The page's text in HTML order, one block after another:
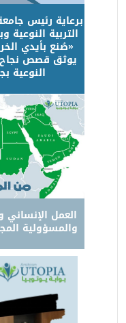
برعاية رئيس
التربية النوعية
«صُنع بأيدي
يوثق قصص نجاح
النوعية
العمل الإنساني
والمسؤولية